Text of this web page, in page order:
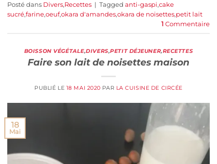
Posté dans Divers,Recettes | Tagged anti-gaspi,cake
sucré,farine,oeuf,okara d'amandes,okara de noisettes,petit lait
1 Commentaire
BOISSON VÉGÉTALE,DIVERS,PETIT DÉJEUNER,RECETTES
Faire son lait de noisettes maison
PUBLIÉ LE 18 MAI 2020 PAR LA CUISINE DE CIRCÉE
18
Mai